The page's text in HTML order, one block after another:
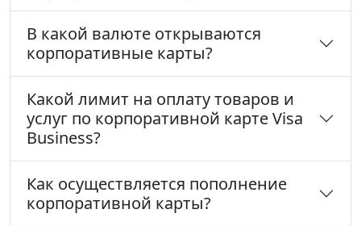
В какой валюте открываются
корпоративные карты?
Какой лимит на оплату товаров и
услуг по корпоративной карте Visa
Business?
Как осуществляется пополнение
корпоративной карты?